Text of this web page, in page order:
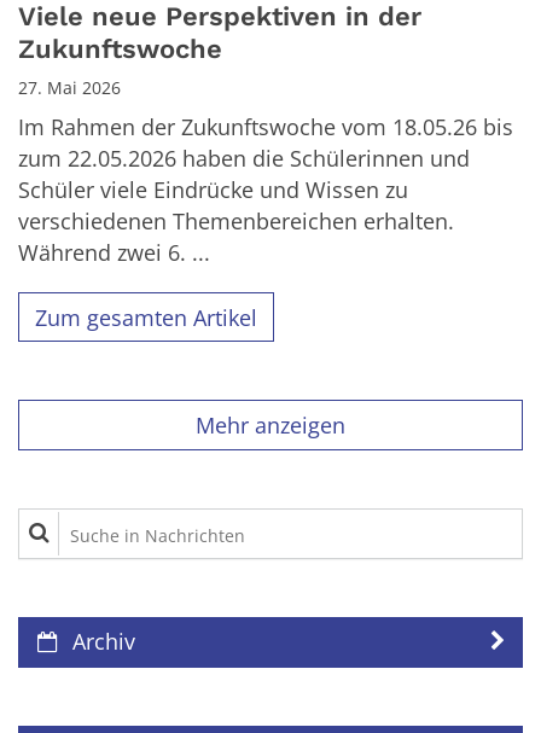
Viele neue Perspektiven in der
Zukunftswoche
27. Mai 2026
Im Rahmen der Zukunftswoche vom 18.05.26 bis
zum 22.05.2026 haben die Schülerinnen und
Schüler viele Eindrücke und Wissen zu
verschiedenen Themenbereichen erhalten.
Während zwei 6. ...
Zum gesamten Artikel
Mehr anzeigen
Suche in Nachrichten
Archiv